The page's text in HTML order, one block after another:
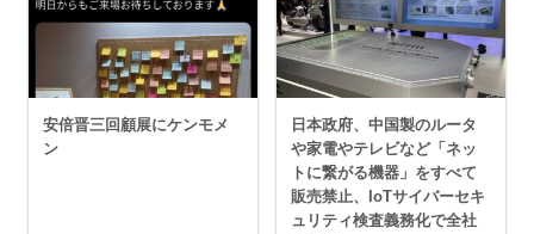
安倍晋三回顧展にケンモメ
ン
日本政府、中国製のルータ
や家電やテレビなど「ネッ
トに繋がる機器」をすべて
販売禁止、IoTサイバーセキ
ュリティ検査義務化で全社